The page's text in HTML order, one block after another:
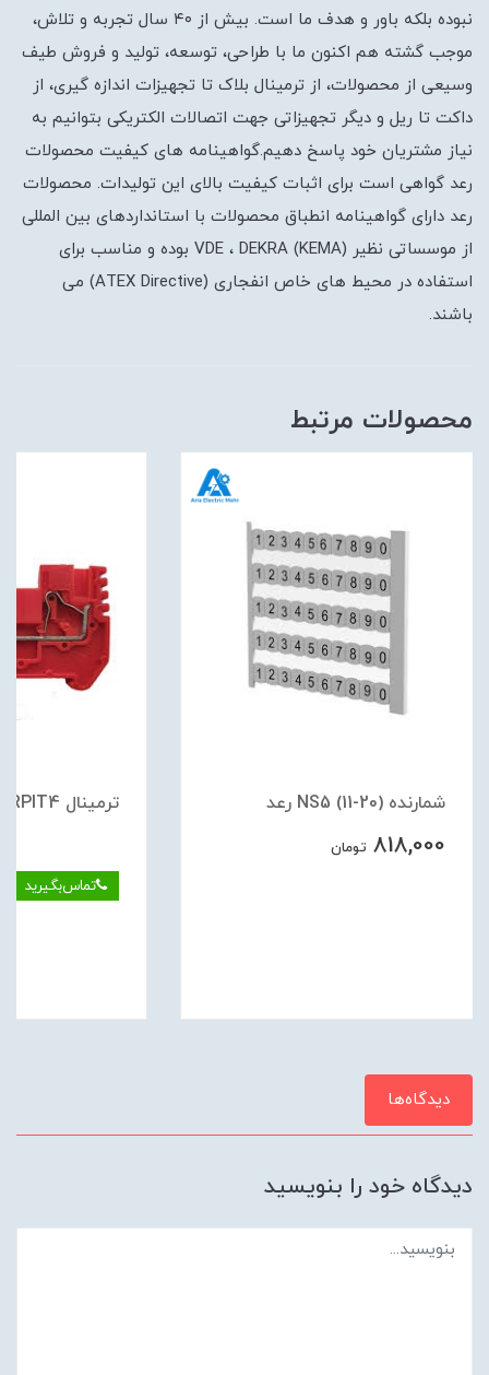
نبوده بلکه باور و هدف ما است. بیش از ۴۰ سال تجربه و تلاش،
موجب گشته هم اکنون ما با طراحی، توسعه، تولید و فروش طیف
وسیعی از محصولات، از ترمینال بلاک تا تجهیزات اندازه گیری، از
داکت تا ریل و دیگر تجهیزاتی جهت اتصالات الکتریکی بتوانیم به
نیاز مشتریان خود پاسخ دهیم.گواهینامه های کیفیت محصولات
رعد گواهی است برای اثبات کیفیت بالای این تولیدات. محصولات
رعد دارای گواهینامه انطباق محصولات با استانداردهای بین المللی
از موسساتی نظیر (VDE ، DEKRA (KEMA بوده و مناسب برای
استفاده در محیط های خاص انفجاری (ATEX Directive) می
باشند.
محصولات مرتبط
شمارنده (20-11) NS5 رعد
818,000 تومان
ترمينال RPIT4 فشاري قرمز رعد
تماس‌بگیرید
دیدگاه‌ها
دیدگاه خود را بنویسید